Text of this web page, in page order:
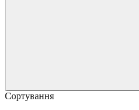
Сортування